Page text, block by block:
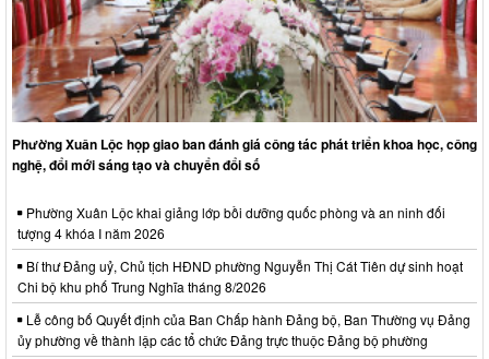
Phường Xuân Lộc họp giao ban đánh giá công tác phát triển khoa học, công
nghệ, đổi mới sáng tạo và chuyển đổi số
Phường Xuân Lộc khai giảng lớp bồi dưỡng quốc phòng và an ninh đối
tượng 4 khóa I năm 2026
Bí thư Đảng uỷ, Chủ tịch HĐND phường Nguyễn Thị Cát Tiên dự sinh hoạt
Chi bộ khu phố Trung Nghĩa tháng 8/2026
Lễ công bố Quyết định của Ban Chấp hành Đảng bộ, Ban Thường vụ Đảng
ủy phường về thành lập các tổ chức Đảng trực thuộc Đảng bộ phường